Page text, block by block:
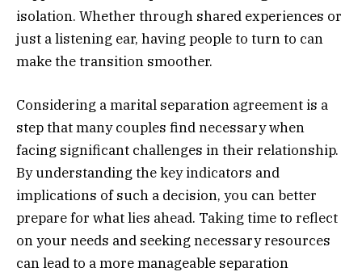
isolation. Whether through shared experiences or
just a listening ear, having people to turn to can
make the transition smoother.
Considering a marital separation agreement is a
step that many couples find necessary when
facing significant challenges in their relationship.
By understanding the key indicators and
implications of such a decision, you can better
prepare for what lies ahead. Taking time to reflect
on your needs and seeking necessary resources
can lead to a more manageable separation